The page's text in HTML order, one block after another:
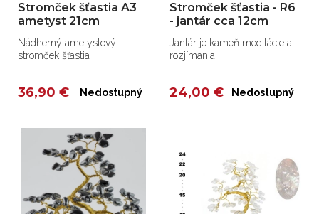
Stromček šťastia A3
ametyst 21cm
Nádherný ametystový
stromček šťastia
36,90 € Nedostupný
Stromček šťastia - R6
- jantár cca 12cm
Jantár je kameň meditácie a
rozjímania.
24,00 € Nedostupný